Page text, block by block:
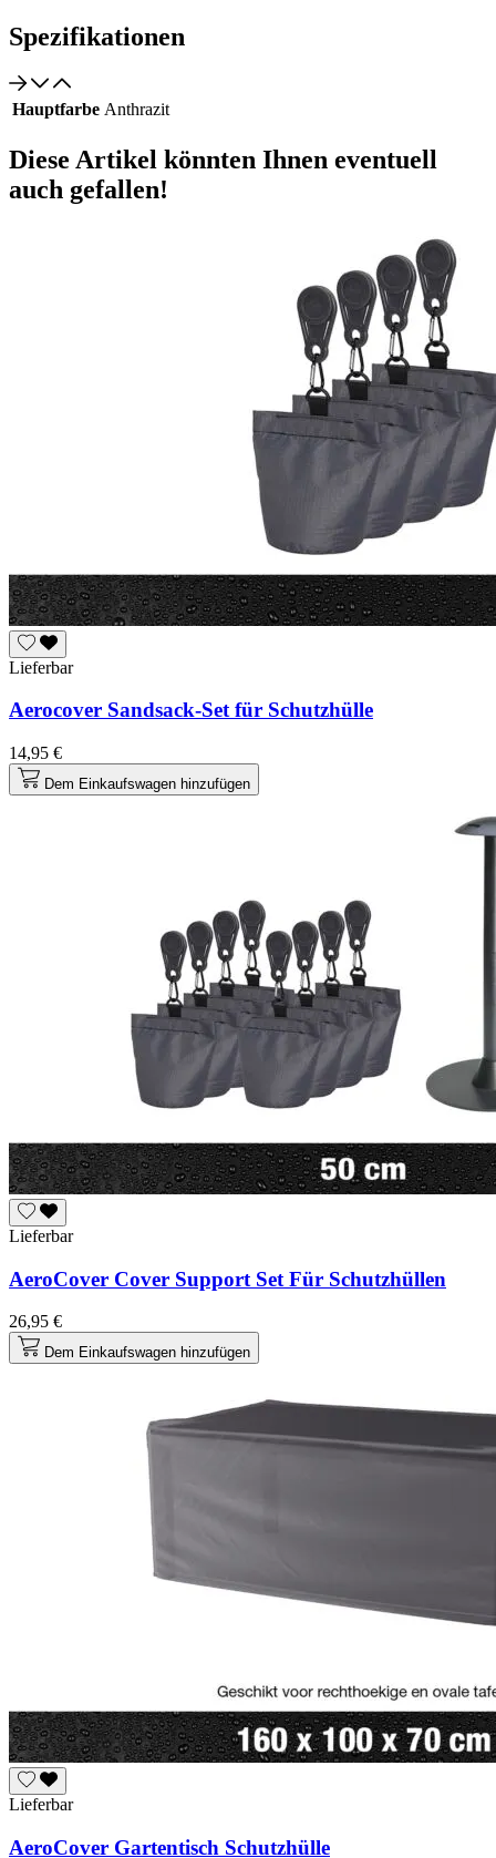
Spezifikationen
Hauptfarbe Anthrazit
Diese Artikel könnten Ihnen eventuell
auch gefallen!
Lieferbar
Aerocover Sandsack-Set für Schutzhülle
14,95 €
Dem Einkaufswagen hinzufügen
Lieferbar
AeroCover Cover Support Set Für Schutzhüllen
26,95 €
Dem Einkaufswagen hinzufügen
Lieferbar
AeroCover Gartentisch Schutzhülle